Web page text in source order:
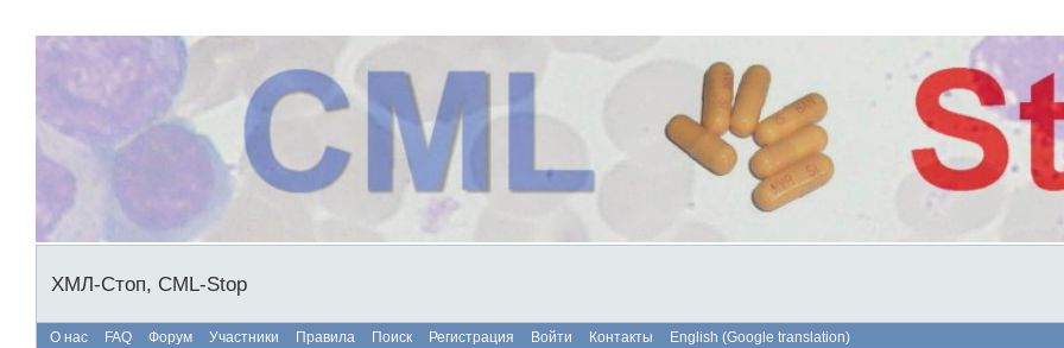
ХМЛ-Стоп, CML-Stop
О нас FAQ Форум Участники Правила Поиск Регистрация Войти Контакты English (Google translation)